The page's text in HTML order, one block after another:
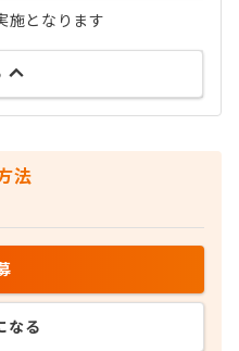
施となります
法
なる